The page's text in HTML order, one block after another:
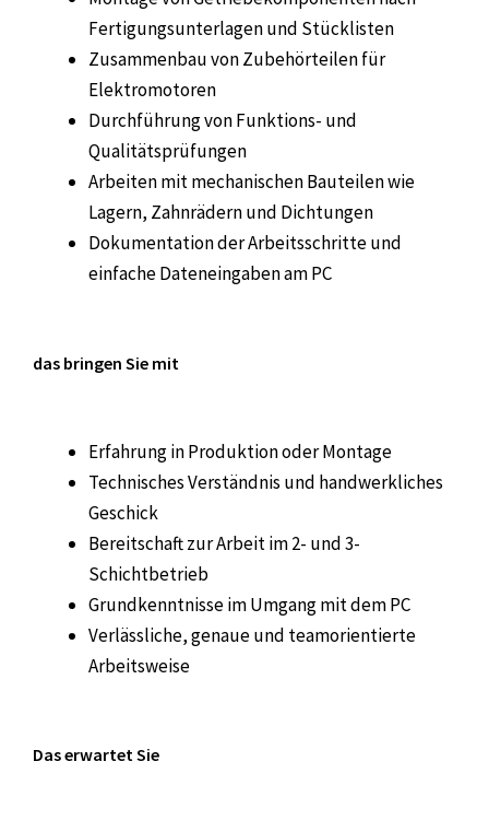
Fertigungsunterlagen und Stücklisten
Zusammenbau von Zubehörteilen für
Elektromotoren
Durchführung von Funktions- und
Qualitätsprüfungen
Arbeiten mit mechanischen Bauteilen wie
Lagern, Zahnrädern und Dichtungen
Dokumentation der Arbeitsschritte und
einfache Dateneingaben am PC
das bringen Sie mit
Erfahrung in Produktion oder Montage
Technisches Verständnis und handwerkliches
Geschick
Bereitschaft zur Arbeit im 2- und 3-
Schichtbetrieb
Grundkenntnisse im Umgang mit dem PC
Verlässliche, genaue und teamorientierte
Arbeitsweise
Das erwartet Sie